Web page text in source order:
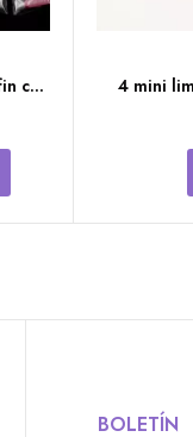
Bolsa de 500 uñas postizas coffin cortas (clear-natural)
4 mini
BOLETÍN